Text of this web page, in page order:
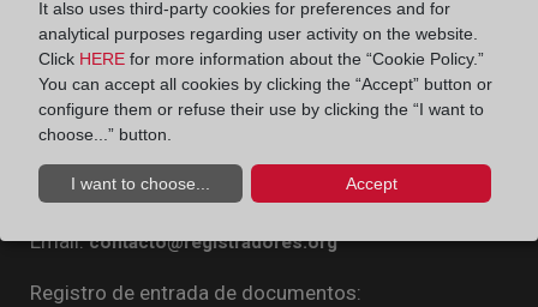
Colegio de Registradores
Diego de León, 21. 28006 Madrid
Teléfono:91 270 16 99
Fax:91 564 11 59
Email:contacto@registradores.org
Registro de entrada de documentos:
It also uses third-party cookies for preferences and for
analytical purposes regarding user activity on the website.
Click HERE for more information about the “Cookie Policy.”
You can accept all cookies by clicking the “Accept” button or
configure them or refuse their use by clicking the “I want to
choose...” button.
I want to choose... Accept